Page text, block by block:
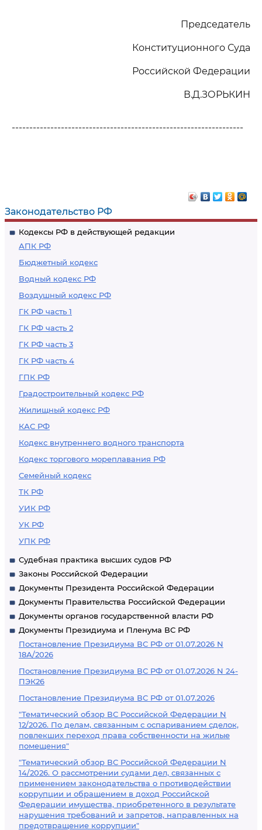
Законодательство РФ
Кодексы РФ в действующей редакции
АПК РФ
Бюджетный кодекс
Водный кодекс РФ
Воздушный кодекс РФ
ГК РФ часть 1
ГК РФ часть 2
ГК РФ часть 3
ГК РФ часть 4
ГПК РФ
Градостроительный кодекс РФ
Жилищный кодекс РФ
КАС РФ
Кодекс внутреннего водного транспорта
Кодекс торгового мореплавания РФ
Семейный кодекс
ТК РФ
УИК РФ
УК РФ
УПК РФ
Судебная практика высших судов РФ
Законы Российской Федерации
Документы Президента Российской Федерации
Документы Правительства Российской Федерации
Документы органов государственной власти РФ
Документы Президиума и Пленума ВС РФ
Постановление Президиума ВС РФ от 01.07.2026 N
18А/2026
Постановление Президиума ВС РФ от 01.07.2026 N 24-
ПЭК26
Постановление Президиума ВС РФ от 01.07.2026
"Тематический обзор ВС Российской Федерации N
12/2026. По делам, связанным с оспариванием сделок,
повлекших переход права собственности на жилые
помещения"
"Тематический обзор ВС Российской Федерации N
14/2026. О рассмотрении судами дел, связанных с
применением законодательства о противодействии
коррупции и обращением в доход Российской
Федерации имущества, приобретенного в результате
нарушения требований и запретов, направленных на
предотвращение коррупции"
Председатель
Конституционного Суда
Российской Федерации
В.Д.ЗОРЬКИН
------------------------------------------------------------------